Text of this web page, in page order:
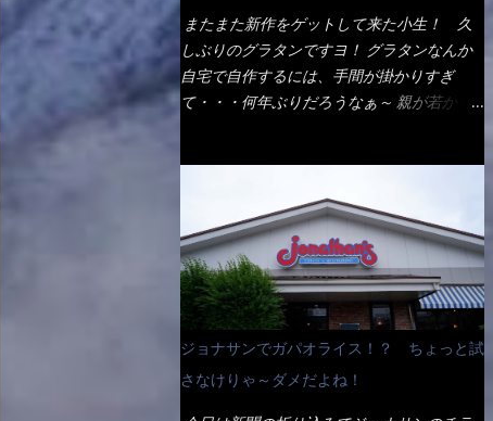
した。 良いじゃないか～...
も揚げたての熱々です。 これを難なく完食
出来なければ、漢では無い！と云っても過言
ではないだろう。 この他も、兎に角ボリュ
ーム満点で＜薄カツ＞と呼ばれるメニュー
が薄いから、2枚乗せにしたらしいけ
メラや日清からも出されている、辛口のラー
メンじゃん！！ 酸っぱくしたら、酸辣湯
麺？なんてね。 よし今日のサラメシは、宮
崎辛麺にしよう！ それではまず袋を開ける
ない姿・・・何だかチョッと高級感的
な・・・だって透明なトレイに並んだ棒状麺
なんて見慣れないからねぇ～（コストがかか
る） 袋の裏側を見ると、韮とか卵の用意を
勧めている。 それなばらと冷蔵庫にあっ
た、黒豆モヤシ・韮・生卵を用意しました。
まず鍋1で湯を沸かし、麺を茹でる！ 小鍋
で別に湯を沸かし卵を溶きながら投入～ 次
にモヤシを入れて、粉末スープを投入！！
またまた新作をゲットして来た小生！ 久
しぶりのグラタンですヨ！ グラタンなんか
自宅で自作するには、手間が掛かりすぎ
て・・・何年ぶりだろうなぁ～ 親が若かり
らしいですよ！ 何処からの情報？ ウィキ
ペディアから・・・そうだろうな～笑 電子
レンジで弱めのワット（小生は500Wで3分
程度）温めてテーブルへ これ店舗の調理場
で、製造しているけど考えるに大き目のオー
ブン皿で焼いて、大凡の目安で小分けにして
いるようで、パックをよーく見たら表面のチ
ーズの乗り具合に結構な差が出ていた・・・
チーズに焦げ目が付いているのを、しっかり
ジョナサンでガパオライス！？ ちょっと試
さなけりゃ～ダメだよね！